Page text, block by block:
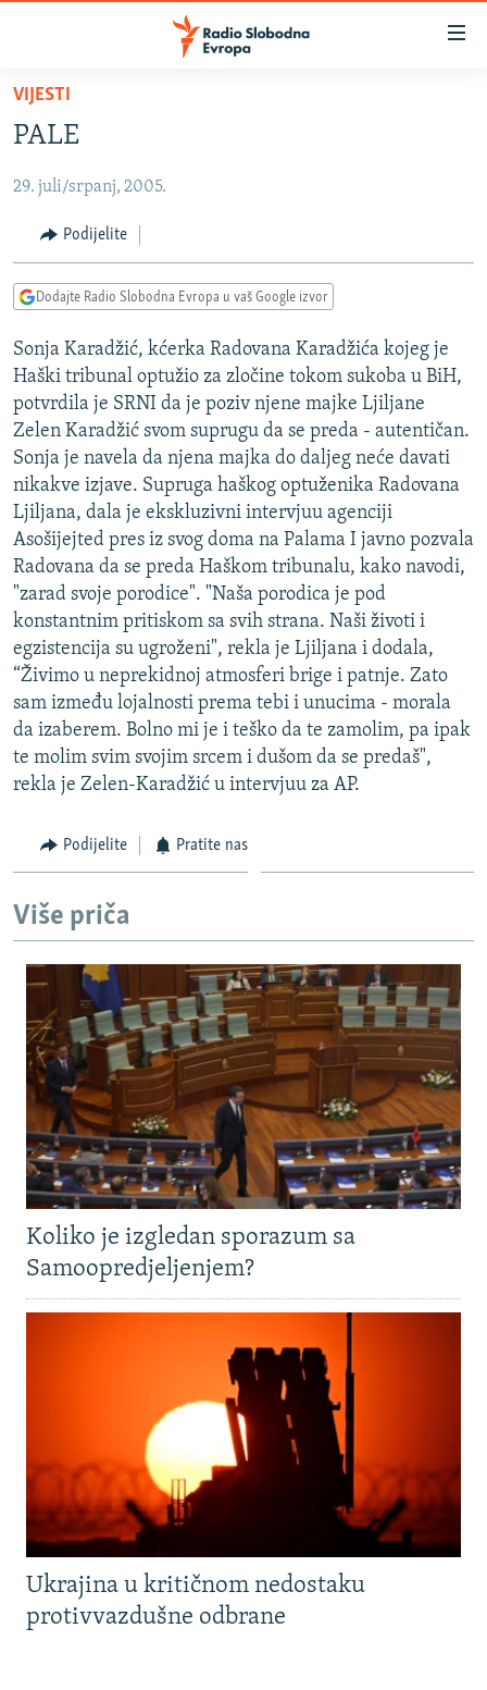
Pređite
glavni
Pređite
Pređite
pretragu
SRBIJA
KOSOVO
VIZUELNO
VIDEO
FOTOGALERIJE
INFOGRAFIKE
PODCASTI
RAT U UKRAJINI
KINA NA BALKANU
RSE PRIČE IZ SVIJETA
ISPRIČAJ MI
DNEVNO@RSE
SPECIJALI RSE
VIŠE OD NASLOVA
GENOCID U SREBRENICI
POPLAVE I KLIZIŠTA U BIH 2024.
TV LIBERTY
POST SCRIPTUM
TRI DECENIJE OD RATA U BIH
SVE KARTE DEJTONA
NASTANAK I RASPAD JUGOSLAVIJE
PRATITE NAS
Sve RFE/RL stranice
VIJESTI
PALE
29. juli/srpanj, 2005.
Podijelite
Dodajte Radio Slobodna Evropa u vaš Google izvor
Sonja Karadžić, kćerka Radovana Karadžića kojeg je
Haški tribunal optužio za zločine tokom sukoba u BiH,
potvrdila je SRNI da je poziv njene majke Ljiljane
Zelen Karadžić svom suprugu da se preda - autentičan.
Sonja je navela da njena majka do daljeg neće davati
nikakve izjave. Supruga haškog optuženika Radovana
Ljiljana, dala je ekskluzivni intervjuu agenciji
Asošijejted pres iz svog doma na Palama I javno pozvala
Radovana da se preda Haškom tribunalu, kako navodi,
"zarad svoje porodice". "Naša porodica je pod
konstantnim pritiskom sa svih strana. Naši životi i
egzistencija su ugroženi", rekla je Ljiljana i dodala,
“Živimo u neprekidnoj atmosferi brige i patnje. Zato
sam između lojalnosti prema tebi i unucima - morala
da izaberem. Bolno mi je i teško da te zamolim, pa ipak
te molim svim svojim srcem i dušom da se predaš",
rekla je Zelen-Karadžić u intervjuu za AP.
Podijelite Pratite nas
Više priča
Koliko je izgledan sporazum sa
Samoopredjeljenjem?
Ukrajina u kritičnom nedostaku
protivvazdušne odbrane